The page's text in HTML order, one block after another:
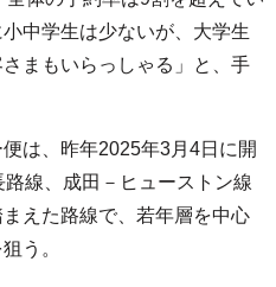
中学生は少ないが、大学生
まもいらっしゃる」と、手
は、昨年2025年3月4日に開
線、成田－ヒューストン線
えた路線で、若年層を中心
う。